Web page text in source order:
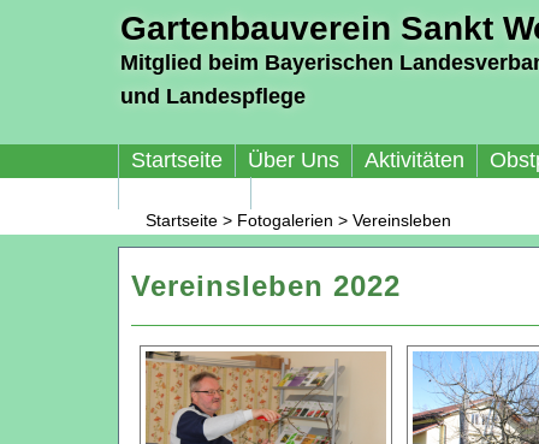
Gartenbauverein Sankt
Mitglied beim Bayerischen
und Landespflege
Startseite Über Uns Aktivitäten
Startseite > Fotogalerien > Vereinsleben
Vereinsleben 2022